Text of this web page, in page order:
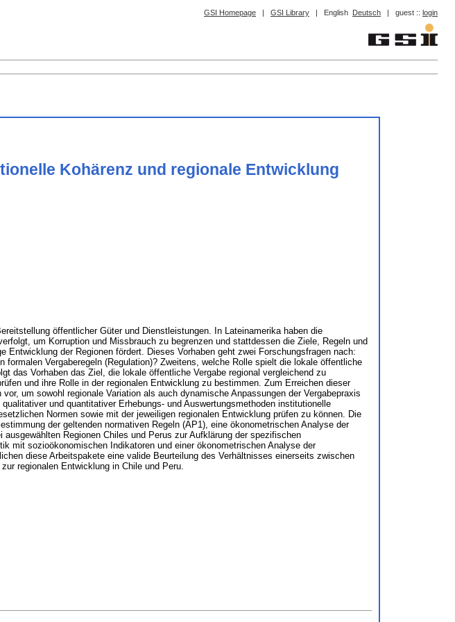
GSI Homepage | GSI Library | English Deutsch | guest :: login
Kohärenz und regionale Entwicklung
öffentlicher Güter und Dienstleistungen. In Lateinamerika haben die
um Korruption und Missbrauch zu begrenzen und stattdessen die Ziele, Regeln und
der Regionen fördert. Dieses Vorhaben geht zwei Forschungsfragen nach:
Vergaberegeln (Regulation)? Zweitens, welche Rolle spielt die lokale öffentliche
das Vorhaben das Ziel, die lokale öffentliche Vergabe regional vergleichend zu
und ihre Rolle in der regionalen Entwicklung zu bestimmen. Zum Erreichen dieser
um sowohl regionale Variation als auch dynamische Anpassungen der Vergabepraxis
und quantitativer Erhebungs- und Auswertungsmethoden institutionelle
Normen sowie mit der jeweiligen regionalen Entwicklung prüfen zu können. Die
der geltenden normativen Regeln (AP1), eine ökonometrischen Analyse der
Regionen Chiles und Perus zur Aufklärung der spezifischen
mit sozioökonomischen Indikatoren und einer ökonometrischen Analyse der
diese Arbeitspakete eine valide Beurteilung des Verhältnisses einerseits zwischen
regionalen Entwicklung in Chile und Peru.